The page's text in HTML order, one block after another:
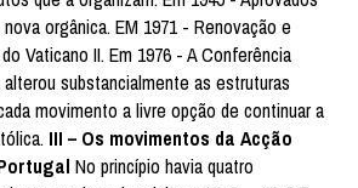
orgânica. EM 1971 - Renovação e
Vaticano II. Em 1976 - A Conferência
substancialmente as estruturas
movimento a livre opção de continuar a
III – Os movimentos da Acção
No princípio havia quatro